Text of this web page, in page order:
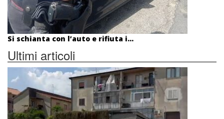
Si schianta con l’auto e rifiuta i...
Ultimi articoli